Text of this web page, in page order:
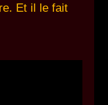
Et il le fait